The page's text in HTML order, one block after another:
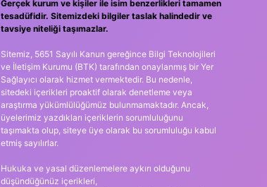
Gerçek kurum ve kişiler ile isim benzerlikleri tamamen
tesadüfidir. Sitemizdeki bilgiler taslak halindedir ve
tavsiye niteliği taşımazlar.
Sitemiz, 5651 Sayılı Kanun gereğince Bilgi Teknolojileri
ve İletişim Kurumu (BTK) tarafından onaylanmış bir Yer
Sağlayıcı olarak hizmet vermektedir. Bu nedenle,
sitedeki içerikleri proaktif olarak denetleme veya
araştırma yükümlülüğümüz bulunmamaktadır. Ancak,
üyelerimiz yazdıkları içeriklerin sorumluluğunu
taşımakta olup, siteye üye olarak bu sorumluluğu kabul
etmiş sayılırlar.
Hukuka ve yasal düzenlemelere aykırı olduğunu
düşündüğünüz içerikleri,